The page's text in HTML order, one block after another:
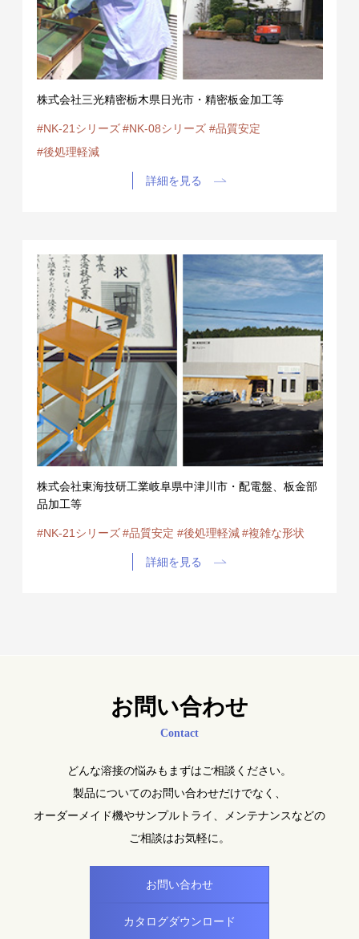
株式会社三光精密栃木県日光市・精密板金加工等
#NK-21シリーズ #NK-08シリーズ #品質安定
#後処理軽減
詳細を見る
株式会社東海技研工業岐阜県中津川市・配電盤、板金部
品加工等
#NK-21シリーズ #品質安定 #後処理軽減 #複雑な形状
詳細を見る
お問い合わせ
Contact
どんな溶接の悩みもまずはご相談ください。
製品についてのお問い合わせだけでなく、
オーダーメイド機やサンプルトライ、メンテナンスなどの
ご相談はお気軽に。
お問い合わせ
カタログダウンロード